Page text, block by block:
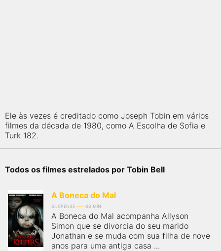
Ele às vezes é creditado como Joseph Tobin em vários
filmes da década de 1980, como A Escolha de Sofia e
Turk 182.
Todos os filmes estrelados por Tobin Bell
A Boneca do Mal
SUSPENSE 88 MIN
A Boneca do Mal acompanha Allyson
Simon que se divorcia do seu marido
Jonathan e se muda com sua filha de nove
anos para uma antiga casa ...